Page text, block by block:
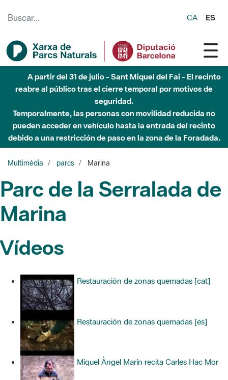
CA ES
A partir del 31 de julio - Sant Miquel del Fai - El recinto
reabre al público tras el cierre temporal por motivos de
seguridad.
Temporalmente, las personas con movilidad reducida no
pueden acceder en vehículo hasta la entrada del recinto
debido a una restricción de paso en la zona de la Foradada.
Multimèdia parcs Marina
Parc de la Serralada de
Marina
Vídeos
Restauración de zonas quemadas [cat]
Restauración de zonas quemadas [es]
Miquel Àngel Marín recita Carles Hac Mor